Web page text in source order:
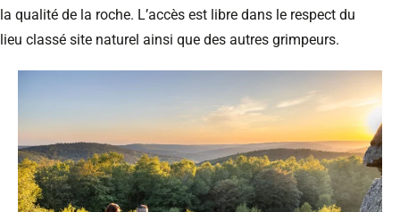
la qualité de la roche. L’accès est libre dans le respect du
lieu classé site naturel ainsi que des autres grimpeurs.